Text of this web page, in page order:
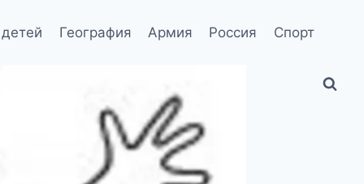
География Армия Россия Спорт